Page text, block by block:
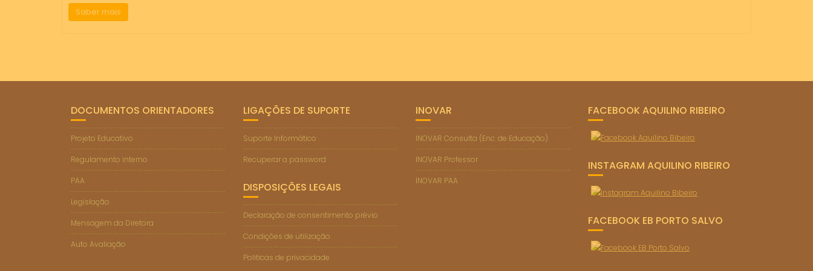
Saber mais
DOCUMENTOS ORIENTADORES
Projeto Educativo
Regulamento interno
PAA
Legislação
Mensagem da Diretora
Auto Avaliação
LIGAÇÕES DE SUPORTE
Suporte Informático
Recuperar a password
DISPOSIÇÕES LEGAIS
Declaração de consentimento prévio
Condições de utilização
Politicas de privacidade
INOVAR
INOVAR Consulta (Enc. de Educação)
INOVAR Professor
INOVAR PAA
FACEBOOK AQUILINO RIBEIRO
INSTAGRAM AQUILINO RIBEIRO
FACEBOOK EB PORTO SALVO